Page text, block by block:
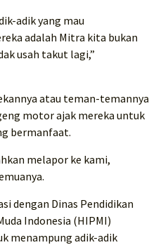
adik yang mau
adalah Mitra kita bukan
usah takut lagi,”
atau teman-temannya
motor ajak mereka untuk
bermanfaat.
melapor ke kami,
dengan Dinas Pendidikan
Indonesia (HIPMI)
menampung adik-adik